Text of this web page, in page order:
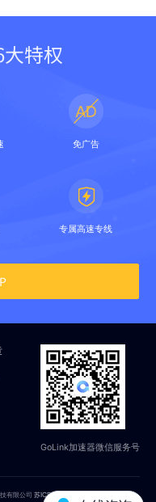
特权
免广告
专属高速专线
GoLink加速器微信服务号
有限公司苏ICP备18014251号-2